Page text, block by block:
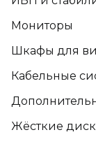
Мониторы
Шкафы для
Кабельные
Жёсткие